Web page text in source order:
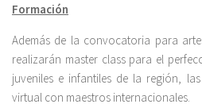
Formación
Además de la convocatoria para
realizarán master class para el
juveniles e infantiles de la región,
virtual con maestros internacionales.